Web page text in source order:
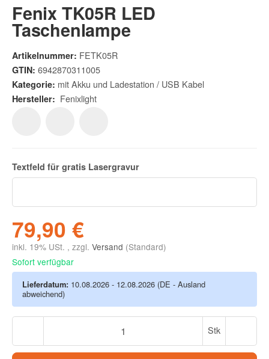
Fenix TK05R LED
Taschenlampe
Artikelnummer: FETK05R
GTIN: 6942870311005
Kategorie: mit Akku und Ladestation / USB Kabel
Hersteller: Fenixlight
Textfeld für gratis Lasergravur
79,90 €
inkl. 19% USt. , zzgl. Versand (Standard)
Sofort verfügbar
Lieferdatum: 10.08.2026 - 12.08.2026 (DE - Ausland
abweichend)
Stk